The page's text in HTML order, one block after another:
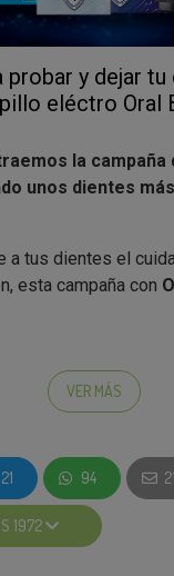
probar y dejar tu
eléctro Oral
la campaña
unos dientes
a tus dientes el
esta campaña con
eléctricos iO
por dentistas
el sarro y limpia
dientes limpios y
VER MÁS
21 94 21
1972